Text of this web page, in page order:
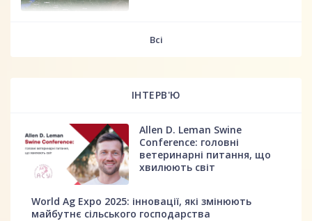
Всі
ІНТЕРВ'Ю
Allen D. Leman Swine
Conference: головні
ветеринарні питання, що
хвилюють світ
World Ag Expo 2025: інновації, які змінюють
майбутнє сільського господарства